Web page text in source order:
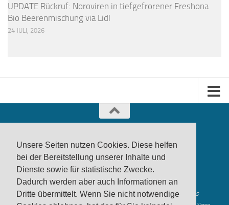
Unsere Seiten nutzen Cookies. Diese helfen
bei der Bereitstellung unserer Inhalte und
Dienste sowie für statistische Zwecke.
Dadurch werden aber auch Informationen an
Dritte übermittelt. Wenn Sie nicht notwendige
UPDATE Rückruf: Noroviren in tiefgefrorener Freshona
Bio Beerenmischung via Lidl
24 JULI, 2026
produktwarnung.eu - 2007-2026
Made in Gerstetten |Medienzentrum Gerstetten
Alle genannten Marken, Warenzeichen und Logos innerhalb dieses